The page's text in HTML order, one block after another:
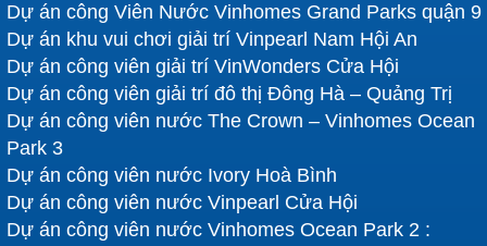
Dự án công Viên Nước Vinhomes Grand Parks quận 9
Dự án khu vui chơi giải trí Vinpearl Nam Hội An
Dự án công viên giải trí VinWonders Cửa Hội
Dự án công viên giải trí đô thị Đông Hà – Quảng Trị
Dự án công viên nước The Crown – Vinhomes Ocean
Park 3
Dự án công viên nước Ivory Hoà Bình
Dự án công viên nước Vinpearl Cửa Hội
Dự án công viên nước Vinhomes Ocean Park 2 :